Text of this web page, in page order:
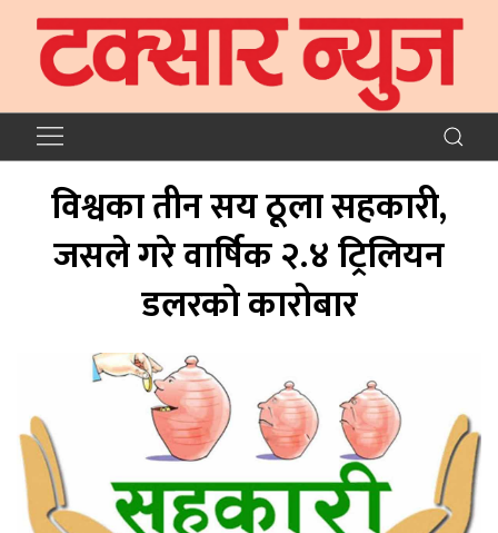
विश्वका तीन सय ठूला सहकारी,
जसले गरे वार्षिक २.४ ट्रिलियन
डलरकाे कारोबार